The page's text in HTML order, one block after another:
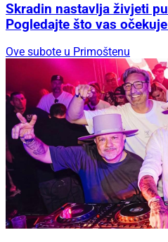
Skradin nastavlja živjeti
Pogledajte što vas
Ove subote u Primoštenu